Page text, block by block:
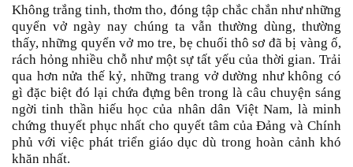
Không trắng tinh, thơm tho, đóng tập chắc chắn như những
quyển vở ngày nay chúng ta vẫn thường dùng, thường
thấy, những quyển vởmo tre, bẹ chuối thô sơ đã bị vàng ố,
rách hỏng nhiều chỗ như một sự tất yếu của thời gian. Trải
qua hơn nửa thế kỷ, những trang vở dường như không có
gì đặc biệt đó lại chứa đựng bên trong là câu chuyện sáng
ngời tinh thần hiếu học của nhân dân Việt Nam, là minh
chứng thuyết phục nhất cho quyết tâm của Đảng và Chính
phủ với việc phát triển giáo dục dù trong hoàn cảnh khó
khăn nhất.